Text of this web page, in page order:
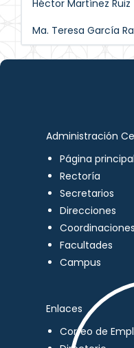
Héctor Martínez Ruiz
Ma. Teresa García
Administración
Página principal
Rectoría
Secretarios
Direcciones
Coordinaciones
Facultades
Campus
Enlaces
Correo de